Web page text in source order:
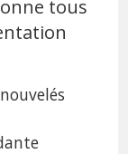
tous